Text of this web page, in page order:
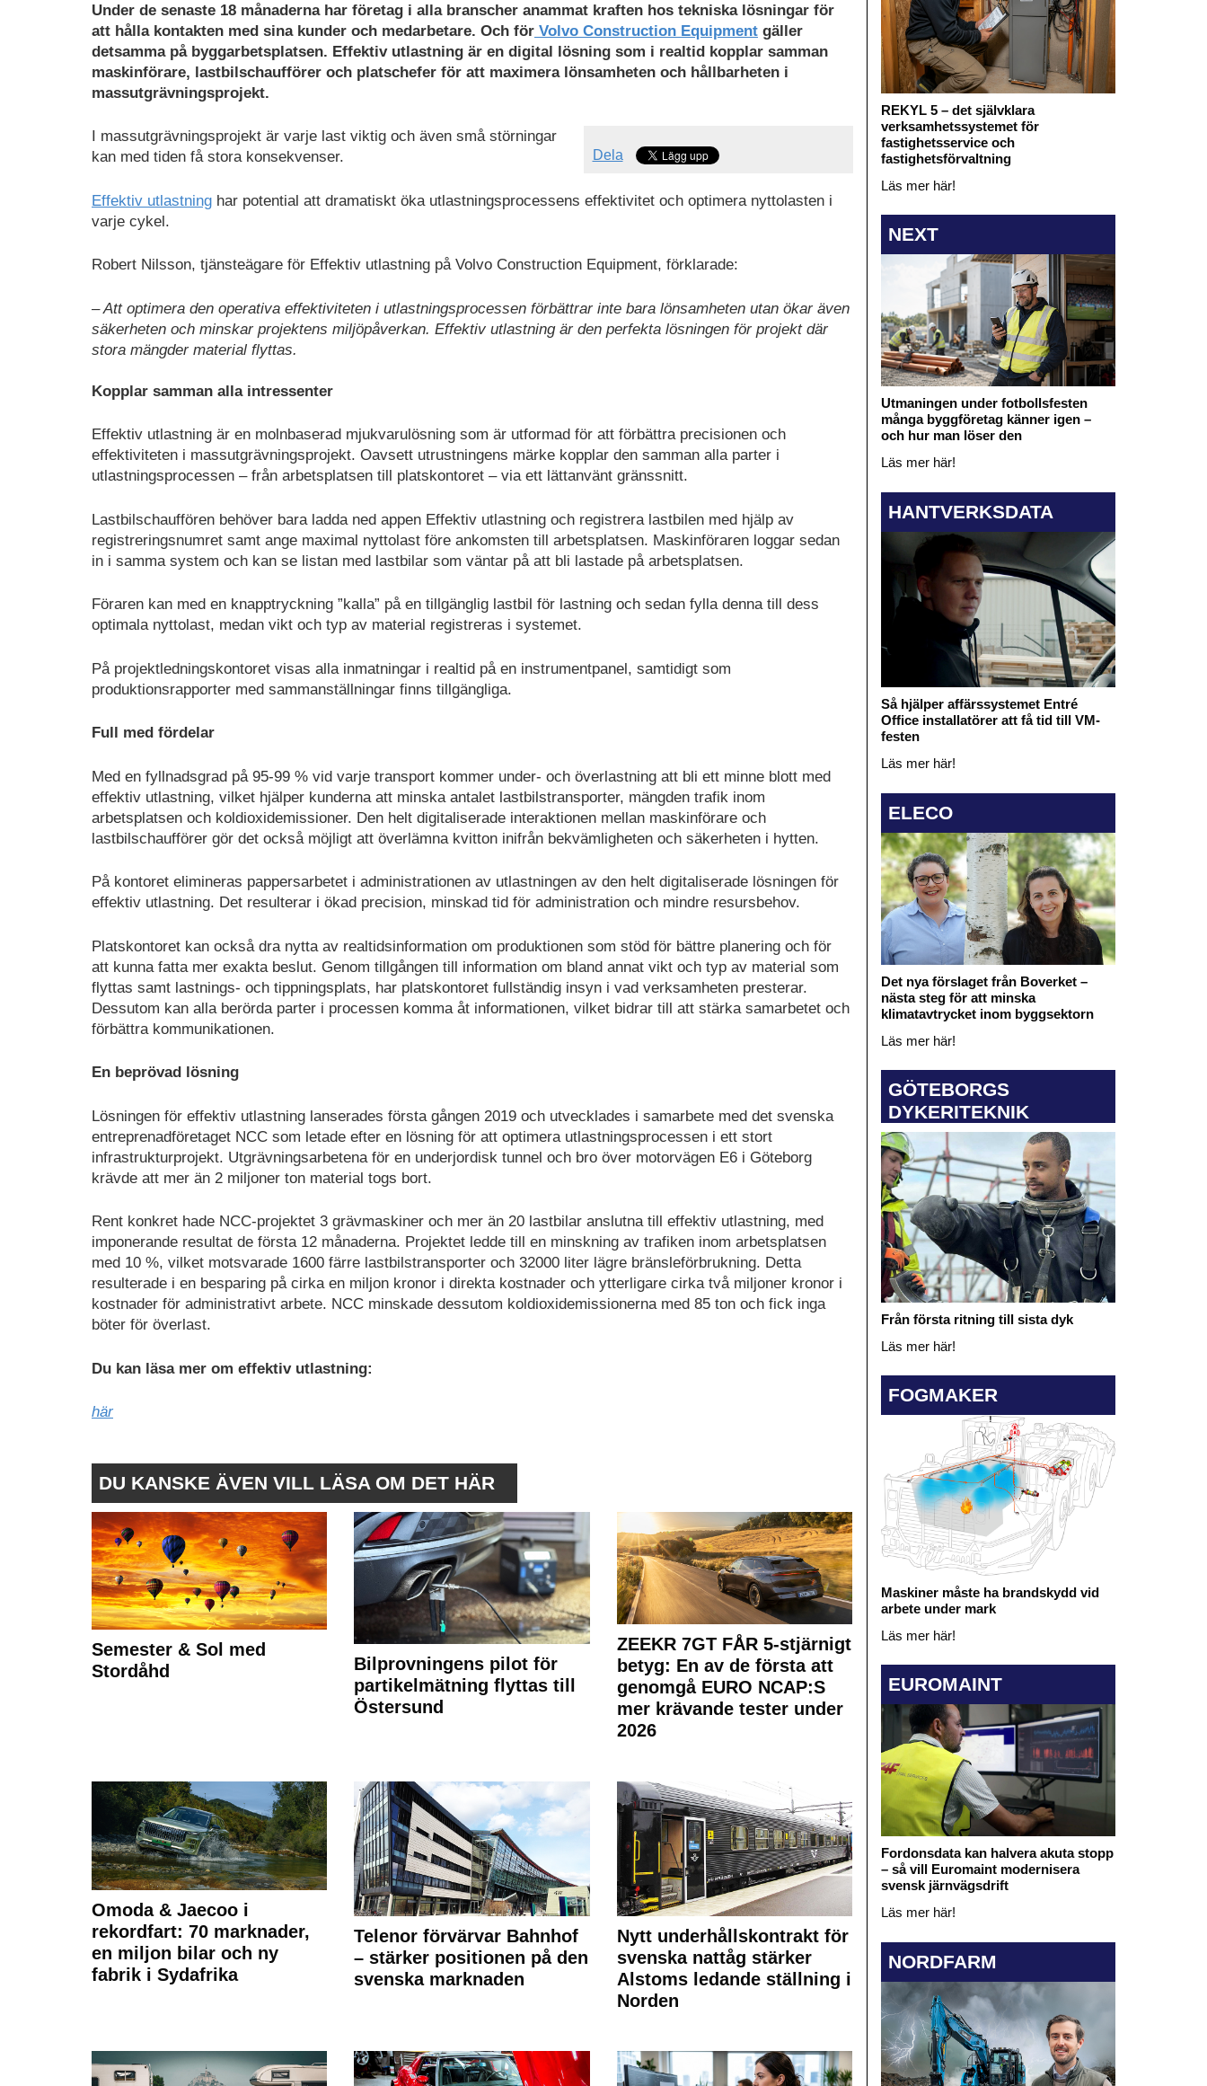
Under de senaste 18 månaderna har företag i alla branscher anammat kraften hos tekniska lösningar för
att hålla kontakten med sina kunder och medarbetare. Och för Volvo Construction Equipment gäller
detsamma på byggarbetsplatsen. Effektiv utlastning är en digital lösning som i realtid kopplar samman
maskinförare, lastbilschaufförer och platschefer för att maximera lönsamheten och hållbarheten i
massutgrävningsprojekt.
Dela
I massutgrävningsprojekt är varje last viktig och även små störningar
kan med tiden få stora konsekvenser.
Effektiv utlastning har potential att dramatiskt öka utlastningsprocessens effektivitet och optimera nyttolasten i
varje cykel.
Robert Nilsson, tjänsteägare för Effektiv utlastning på Volvo Construction Equipment, förklarade:
– Att optimera den operativa effektiviteten i utlastningsprocessen förbättrar inte bara lönsamheten utan ökar även
säkerheten och minskar projektens miljöpåverkan. Effektiv utlastning är den perfekta lösningen för projekt där
stora mängder material flyttas.
Kopplar samman alla intressenter
Effektiv utlastning är en molnbaserad mjukvarulösning som är utformad för att förbättra precisionen och
effektiviteten i massutgrävningsprojekt. Oavsett utrustningens märke kopplar den samman alla parter i
utlastningsprocessen – från arbetsplatsen till platskontoret – via ett lättanvänt gränssnitt.
Lastbilschauffören behöver bara ladda ned appen Effektiv utlastning och registrera lastbilen med hjälp av
registreringsnumret samt ange maximal nyttolast före ankomsten till arbetsplatsen. Maskinföraren loggar sedan
in i samma system och kan se listan med lastbilar som väntar på att bli lastade på arbetsplatsen.
Föraren kan med en knapptryckning ”kalla” på en tillgänglig lastbil för lastning och sedan fylla denna till dess
optimala nyttolast, medan vikt och typ av material registreras i systemet.
På projektledningskontoret visas alla inmatningar i realtid på en instrumentpanel, samtidigt som
produktionsrapporter med sammanställningar finns tillgängliga.
Full med fördelar
Med en fyllnadsgrad på 95-99 % vid varje transport kommer under- och överlastning att bli ett minne blott med
effektiv utlastning, vilket hjälper kunderna att minska antalet lastbilstransporter, mängden trafik inom
arbetsplatsen och koldioxidemissioner. Den helt digitaliserade interaktionen mellan maskinförare och
lastbilschaufförer gör det också möjligt att överlämna kvitton inifrån bekvämligheten och säkerheten i hytten.
På kontoret elimineras pappersarbetet i administrationen av utlastningen av den helt digitaliserade lösningen för
effektiv utlastning. Det resulterar i ökad precision, minskad tid för administration och mindre resursbehov.
Platskontoret kan också dra nytta av realtidsinformation om produktionen som stöd för bättre planering och för
att kunna fatta mer exakta beslut. Genom tillgången till information om bland annat vikt och typ av material som
flyttas samt lastnings- och tippningsplats, har platskontoret fullständig insyn i vad verksamheten presterar.
Dessutom kan alla berörda parter i processen komma åt informationen, vilket bidrar till att stärka samarbetet och
förbättra kommunikationen.
En beprövad lösning
Lösningen för effektiv utlastning lanserades första gången 2019 och utvecklades i samarbete med det svenska
entreprenadföretaget NCC som letade efter en lösning för att optimera utlastningsprocessen i ett stort
infrastrukturprojekt. Utgrävningsarbetena för en underjordisk tunnel och bro över motorvägen E6 i Göteborg
krävde att mer än 2 miljoner ton material togs bort.
Rent konkret hade NCC-projektet 3 grävmaskiner och mer än 20 lastbilar anslutna till effektiv utlastning, med
imponerande resultat de första 12 månaderna. Projektet ledde till en minskning av trafiken inom arbetsplatsen
med 10 %, vilket motsvarade 1600 färre lastbilstransporter och 32000 liter lägre bränsleförbrukning. Detta
resulterade i en besparing på cirka en miljon kronor i direkta kostnader och ytterligare cirka två miljoner kronor i
kostnader för administrativt arbete. NCC minskade dessutom koldioxidemissionerna med 85 ton och fick inga
böter för överlast.
Du kan läsa mer om effektiv utlastning:
här
DU KANSKE ÄVEN VILL LÄSA OM DET HÄR
Semester & Sol med
Stordåhd
Bilprovningens pilot för
partikelmätning flyttas till
Östersund
ZEEKR 7GT FÅR 5-stjärnigt
betyg: En av de första att
genomgå EURO NCAP:S
mer krävande tester under
2026
Omoda & Jaecoo i
rekordfart: 70 marknader,
en miljon bilar och ny
fabrik i Sydafrika
Telenor förvärvar Bahnhof
– stärker positionen på den
svenska marknaden
Nytt underhållskontrakt för
svenska nattåg stärker
Alstoms ledande ställning i
Norden
REKYL 5 – det självklara
verksamhetssystemet för
fastighetsservice och
fastighetsförvaltning
Läs mer här!
NEXT
Utmaningen under fotbollsfesten
många byggföretag känner igen –
och hur man löser den
Läs mer här!
HANTVERKSDATA
Så hjälper affärssystemet Entré
Office installatörer att få tid till VM-
festen
Läs mer här!
ELECO
Det nya förslaget från Boverket –
nästa steg för att minska
klimatavtrycket inom byggsektorn
Läs mer här!
GÖTEBORGS
DYKERITEKNIK
Från första ritning till sista dyk
Läs mer här!
FOGMAKER
Maskiner måste ha brandskydd vid
arbete under mark
Läs mer här!
EUROMAINT
Fordonsdata kan halvera akuta stopp
– så vill Euromaint modernisera
svensk järnvägsdrift
Läs mer här!
NORDFARM